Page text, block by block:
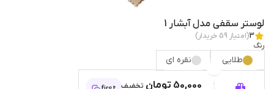
لوستر سقفی مدل آبشار 1
3(امتیاز 59 خریدار)
رنگ
طلایی نقره ای
50,000 تومان تخفیف